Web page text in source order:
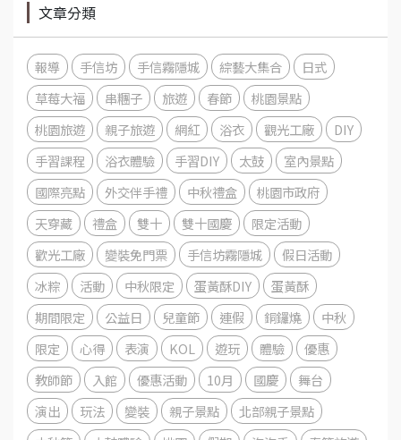
文章分類
報導 手信坊 手信霧隱城 綜藝大集合
日式
草莓大福
串糰子 旅遊 春節
桃園景點
桃園旅遊
親子旅遊 網紅 浴衣 觀光工廠
DIY
手習課程
浴衣體驗 手習DIY 太鼓
室內景點
國際亮點
外交伴手禮 中秋禮盒
桃園市政府
天穿藏
禮盒 雙十 雙十國慶
限定活動
歡光工廠
變裝免門票 手信坊霧隱城
假日活動
冰粽
活動 中秋限定 蛋黃酥DIY
蛋黃酥
期間限定
公益日 兒童節 連假 銅鑼燒
中秋
限定
心得 表演 KOL 遊玩 體驗
優惠
教師節
入館 優惠活動 10月 國慶
舞台
演出
玩法 變裝 親子景點
北部親子景點